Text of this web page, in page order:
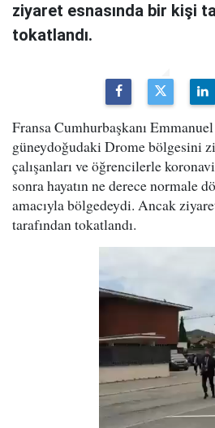
ziyaret esnasında bir kişi
tokatlandı.
Fransa Cumhurbaşkanı
güneydoğudaki Drome bölgesini
çalışanları ve öğrencilerle
sonra hayatın ne derece normale
amacıyla bölgedeydi. Ancak
tarafından tokatlandı.